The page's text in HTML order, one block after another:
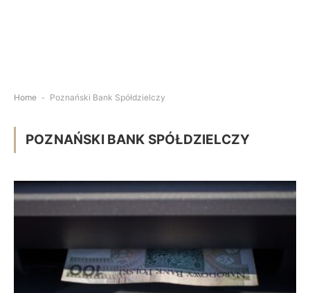
Home - Poznański Bank Spółdzielczy
POZNAŃSKI BANK SPÓŁDZIELCZY